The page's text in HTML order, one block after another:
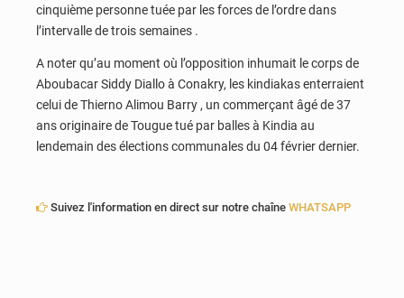
cinquième personne tuée par les forces de l’ordre dans
l’intervalle de trois semaines .
A noter qu’au moment où l’opposition inhumait le corps de
Aboubacar Siddy Diallo à Conakry, les kindiakas enterraient
celui de Thierno Alimou Barry , un commerçant âgé de 37
ans originaire de Tougue tué par balles à Kindia au
lendemain des élections communales du 04 février dernier.
Suivez l'information en direct sur notre chaîne WHATSAPP